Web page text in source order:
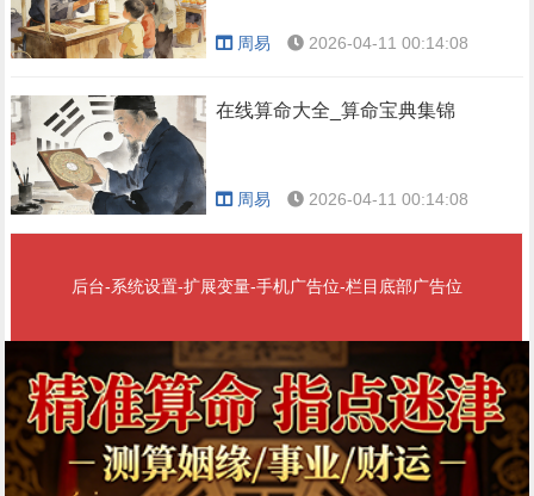
周易 2026-04-11 00:14:08
在线算命大全_算命宝典集锦
周易 2026-04-11 00:14:08
后台-系统设置-扩展变量-手机广告位-栏目底部广告位